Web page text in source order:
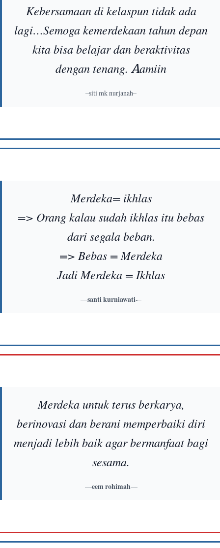
Kebersamaan di kelaspun tidak ada
lagi…Semoga kemerdekaan tahun depan
kita bisa belajar dan beraktivitas
dengan tenang. Aamiin
–siti mk nurjanah–
Merdeka= ikhlas
=> Orang kalau sudah ikhlas itu bebas
dari segala beban.
=> Bebas = Merdeka
Jadi Merdeka = Ikhlas
—santi kurniawati-–
Merdeka untuk terus berkarya,
berinovasi dan berani memperbaiki diri
menjadi lebih baik agar bermanfaat bagi
sesama.
—eem rohimah—